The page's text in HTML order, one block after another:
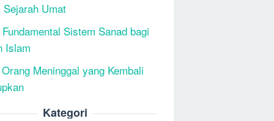
Sejarah Umat
Fundamental Sistem Sanad bagi
Islam
Meninggal yang Kembali
Kategori